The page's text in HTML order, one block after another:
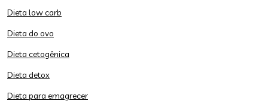
Dieta low carb
Dieta do ovo
Dieta cetogênica
Dieta detox
Dieta para emagrecer